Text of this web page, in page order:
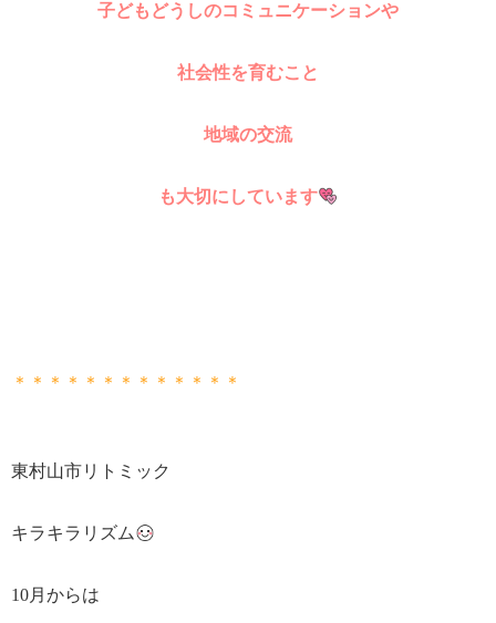
子どもどうしのコミュニケーションや
社会性を育むこと
地域の交流
も大切にしています
＊＊＊＊＊＊＊＊＊＊＊＊＊
東村山市リトミック
キラキラリズム
10月からは